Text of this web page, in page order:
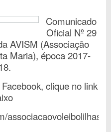
Comunicado
Oficial Nº 29
AVISM (Associação
Maria), época 2017-
clique no link